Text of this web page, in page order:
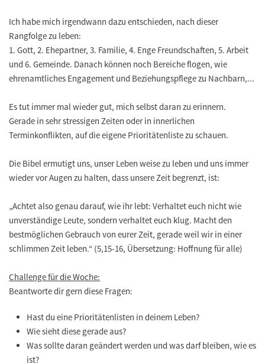
Ich habe mich irgendwann dazu entschieden, nach dieser
Rangfolge zu leben:
1. Gott, 2. Ehepartner, 3. Familie, 4. Enge Freundschaften, 5. Arbeit
und 6. Gemeinde. Danach können noch Bereiche flogen, wie
ehrenamtliches Engagement und Beziehungspflege zu Nachbarn,...
Es tut immer mal wieder gut, mich selbst daran zu erinnern.
Gerade in sehr stressigen Zeiten oder in innerlichen
Terminkonflikten, auf die eigene Prioritätenliste zu schauen.
Die Bibel ermutigt uns, unser Leben weise zu leben und uns immer
wieder vor Augen zu halten, dass unsere Zeit begrenzt, ist:
„Achtet also genau darauf, wie ihr lebt: Verhaltet euch nicht wie
unverständige Leute, sondern verhaltet euch klug. Macht den
bestmöglichen Gebrauch von eurer Zeit, gerade weil wir in einer
schlimmen Zeit leben.“ (5,15-16, Übersetzung: Hoffnung für alle)
Challenge für die Woche:
Beantworte dir gern diese Fragen:
Hast du eine Prioritätenlisten in deinem Leben?
Wie sieht diese gerade aus?
Was sollte daran geändert werden und was darf bleiben, wie es
ist?